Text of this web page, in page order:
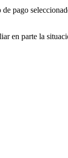
pago
en parte la